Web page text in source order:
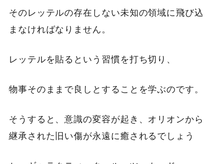
そのレッテルの存在しない未知の領域に飛び込
まなければなりません。
レッテルを貼るという習慣を打ち切り、
物事そのままで良しとすることを学ぶのです。
そうすると、意識の変容が起き、オリオンから
継承された旧い傷が永遠に癒されるでしょう